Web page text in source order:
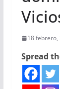
18 febrero,
Spread